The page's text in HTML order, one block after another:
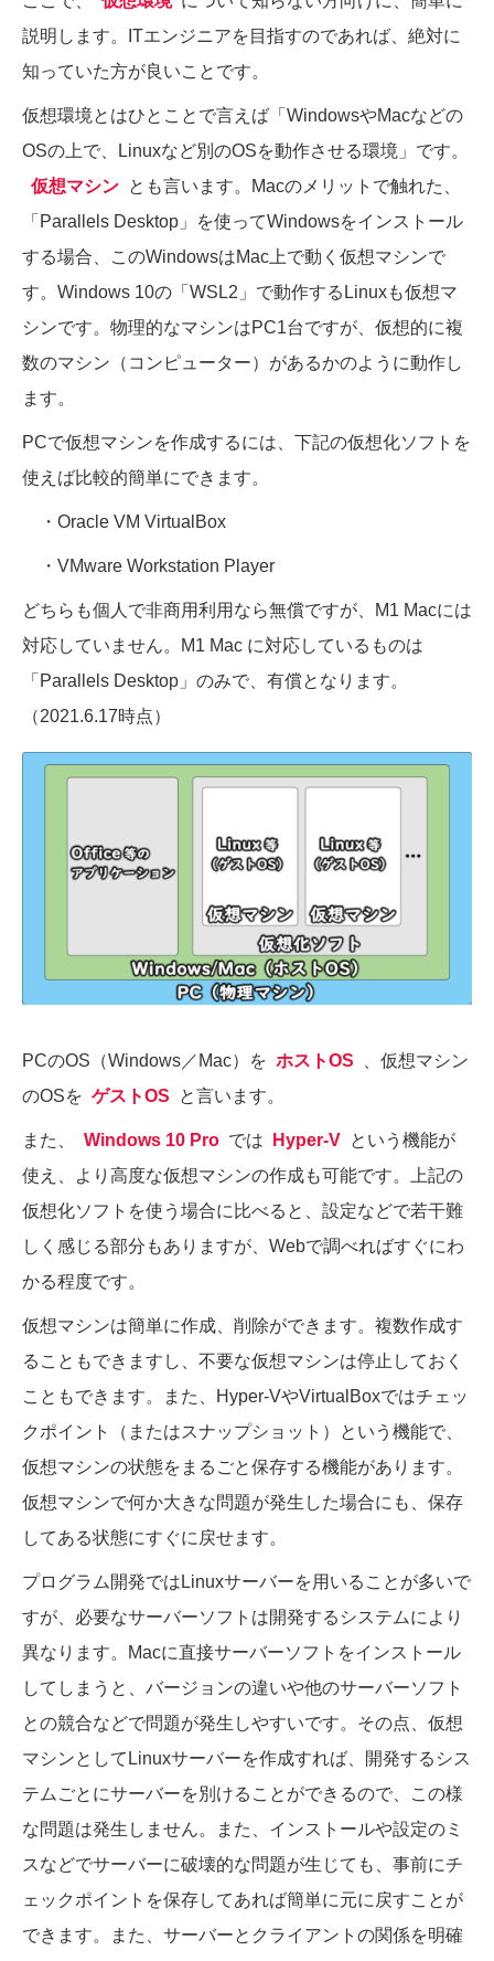
説明します。ITエンジニアを目指すのであれば、絶対に
知っていた方が良いことです。
仮想環境とはひとことで言えば「WindowsやMacなどの
OSの上で、Linuxなど別のOSを動作させる環境」です。
仮想マシン とも言います。Macのメリットで触れた、
「Parallels Desktop」を使ってWindowsをインストール
する場合、このWindowsはMac上で動く仮想マシンで
す。Windows 10の「WSL2」で動作するLinuxも仮想マ
シンです。物理的なマシンはPC1台ですが、仮想的に複
数のマシン（コンピューター）があるかのように動作し
ます。
PCで仮想マシンを作成するには、下記の仮想化ソフトを
使えば比較的簡単にできます。
・Oracle VM VirtualBox
・VMware Workstation Player
どちらも個人で非商用利用なら無償ですが、M1 Macには
対応していません。M1 Mac に対応しているものは
「Parallels Desktop」のみで、有償となります。
（2021.6.17時点）
PCのOS（Windows／Mac）を ホストOS
、仮想マシン
のOSを ゲストOS と言います。
また、 Windows 10 Pro では Hyper-V
という機能が
使え、より高度な仮想マシンの作成も可能です。上記の
仮想化ソフトを使う場合に比べると、設定などで若干難
しく感じる部分もありますが、Webで調べればすぐにわ
かる程度です。
仮想マシンは簡単に作成、削除ができます。複数作成す
ることもできますし、不要な仮想マシンは停止しておく
こともできます。また、Hyper-VやVirtualBoxではチェッ
クポイント（またはスナップショット）という機能で、
仮想マシンの状態をまるごと保存する機能があります。
仮想マシンで何か大きな問題が発生した場合にも、保存
してある状態にすぐに戻せます。
プログラム開発ではLinuxサーバーを用いることが多いで
すが、必要なサーバーソフトは開発するシステムにより
異なります。Macに直接サーバーソフトをインストール
してしまうと、バージョンの違いや他のサーバーソフト
との競合などで問題が発生しやすいです。その点、仮想
マシンとしてLinuxサーバーを作成すれば、開発するシス
テムごとにサーバーを別けることができるので、この様
な問題は発生しません。また、インストールや設定のミ
スなどでサーバーに破壊的な問題が生じても、事前にチ
ェックポイントを保存してあれば簡単に元に戻すことが
できます。また、サーバーとクライアントの関係を明確